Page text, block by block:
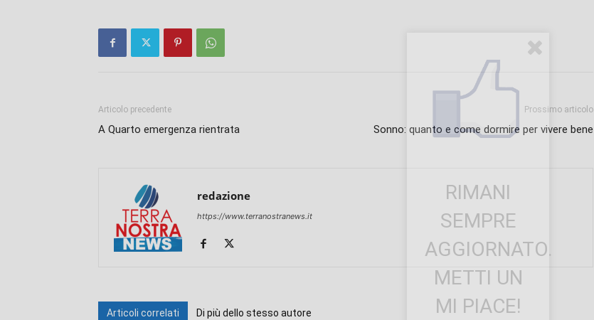
Articolo precedente
A Quarto emergenza rientrata
Prossimo articolo
Sonno: quanto e come dormire per vivere bene
redazione
https://www.terranostranews.it
Articoli correlati Di più dello stesso autore
RIMANI
SEMPRE
AGGIORNATO.
METTI UN
MI PIACE!